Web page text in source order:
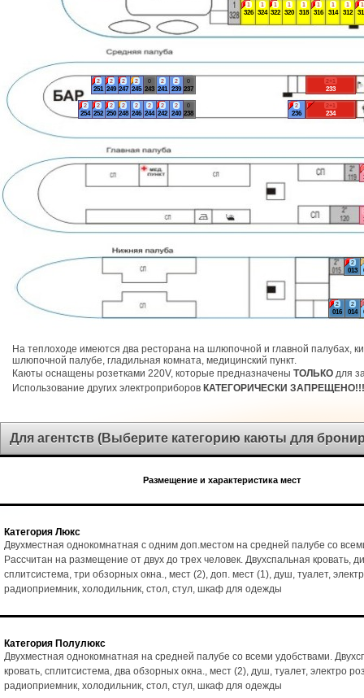
2
013
2
014
2
016
2+1
233
2+1
234
2
236
0
237
0
238
2
239
2
240
2
241
2
242
0
243
2
244
2
245
2
246
2
247
2
248
2
249
2
250
2
251
2
252
2
254
1
1
312
1
314
1
316
1
318
1
320
1
322
1
324
1
326
На теплоходе имеются два ресторана на шлюпочной и главной палубах,
шлюпочной палубе, гладильная комната, медицинский пункт.
Каюты оснащены розетками 220V, которые предназначены ТОЛЬКО для
Использование других электроприборов КАТЕГОРИЧЕСКИ ЗАПРЕЩЕНО!!!
Для агентств (Выберите категорию каюты для
Размещение и характеристика мест
Категория Люкс
Двухместная однокомнатная с одним доп.местом на средней палубе со
Рассчитан на размещение от двух до трех человек. Двухспальная кровать,
сплитсистема, три обзорных окна., мест (2), доп. мест (1), душ, туалет,
радиоприемник, холодильник, стол, стул, шкаф для одежды
Категория Полулюкс
Двухместная однокомнатная на средней палубе со всеми удобствами.
кровать, сплитсистема, два обзорных окна., мест (2), душ, туалет, электро
радиоприемник, холодильник, стол, стул, шкаф для одежды